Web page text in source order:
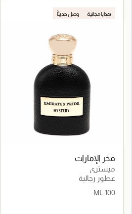
هدايا مجانية وصل حديثاً
فخر الإمارات
ميستري
عطور رجالية
100 ML